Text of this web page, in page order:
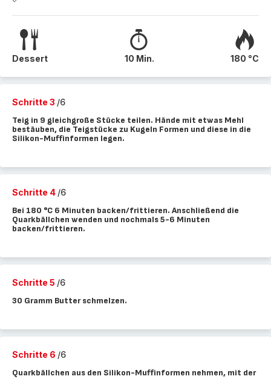
Dessert 10 Min. 180 °C
Schritte 3 /6
Teig in 9 gleichgroße Stücke teilen. Hände mit etwas Mehl
bestäuben, die Teigstücke zu Kugeln Formen und diese in die
Silikon-Muffinformen legen.
Schritte 4 /6
Bei 180 °C 6 Minuten backen/frittieren. Anschließend die
Quarkbällchen wenden und nochmals 5-6 Minuten
backen/frittieren.
Schritte 5 /6
30 Gramm Butter schmelzen.
Schritte 6 /6
Quarkbällchen aus den Silikon-Muffinformen nehmen, mit der